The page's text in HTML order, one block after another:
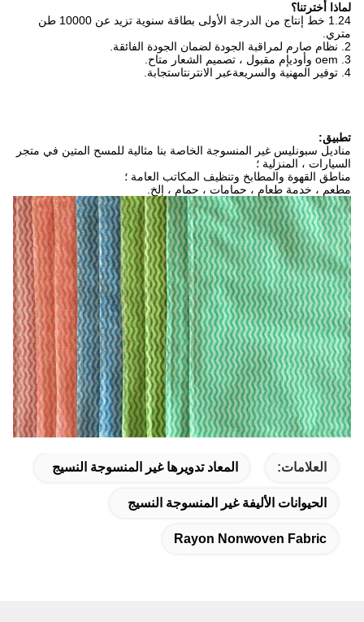
لماذا أخترتنا؟
1.24 خط إنتاج من الدرجة الأولى بطاقة سنوية تزيد عن 10000 طن
متري.
2. نظام صارم لمراقبة الجودة لضمان الجودة الفائقة.
3. oem وأوديإم مقبول ، تصميم الشعار متاح.
4. توفير المهنية والسريعة
عبر الانترنتاستجابة.
تطبيق:
مناديل سبونليس غير المنسوجة الخاصة بنا مثالية للمسح المتين في متجر
السيارات ، المنزلية ؛
مناطق القهوة والمطابخ وتنظيف المكاتب العامة ؛
مطعم ، خدمة طعام ، حمامات ، حمام ، إلخ.
العلامات: المعاد تدويرها غير المنسوجة النسيج
الحيوانات الأليفة غير المنسوجة النسيج
Rayon Nonwoven Fabric